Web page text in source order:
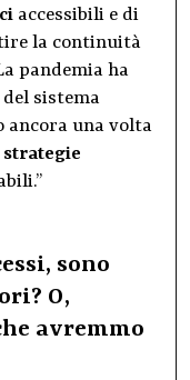
accessibili e di
la continuità
pandemia ha
del sistema
ancora una volta
strategie
sono
O,
avremmo